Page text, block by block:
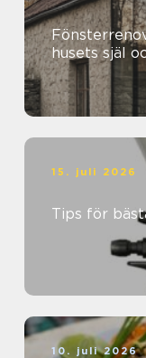
husets själ
15. juli 2026
Tips för
10. juli 2026